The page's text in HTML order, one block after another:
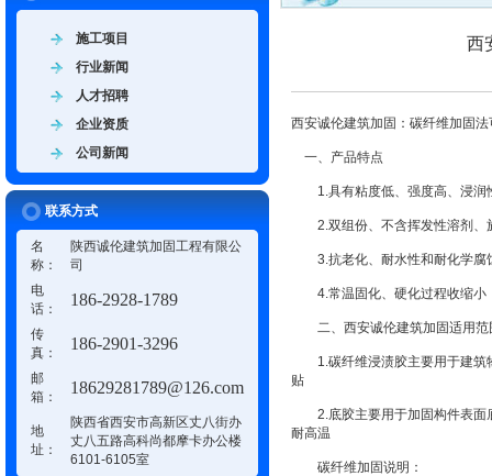
施工项目
行业新闻
人才招聘
企业资质
公司新闻
联系方式
名
称：
陕西诚伦建筑加固工程有限公
司
电
话：
186-2928-1789
传
真：
186-2901-3296
邮
箱：
18629281789@126.com
地
址：
陕西省西安市高新区丈八街办
丈八五路高科尚都摩卡办公楼
6101-6105室
西
西安诚伦建筑加固：碳纤维加固
一、产品特点
1.具有粘度低、强度高、浸润
2.双组份、不含挥发性溶剂、
3.抗老化、耐水性和耐化学腐
4.常温固化、硬化过程收缩小
二、西安诚伦建筑加固适用范
1.碳纤维浸渍胶主要用于建筑
贴
2.底胶主要用于加固构件表面
耐高温
碳纤维加固说明：